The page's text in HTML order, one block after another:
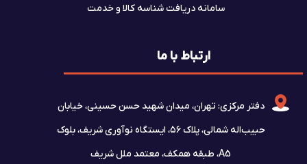
ارتباط با ما
دفتر مرکزی: تهران، میدان شهید حسن حسینی، خیابان
حبیب‌اله شمالی، پلاک ۵۶، ایستگاه نوآوری شریف، بلوک
A5، طبقه همکف، معتمد ملل شریف
سامانه دریافت شناسه کالا و خدمت